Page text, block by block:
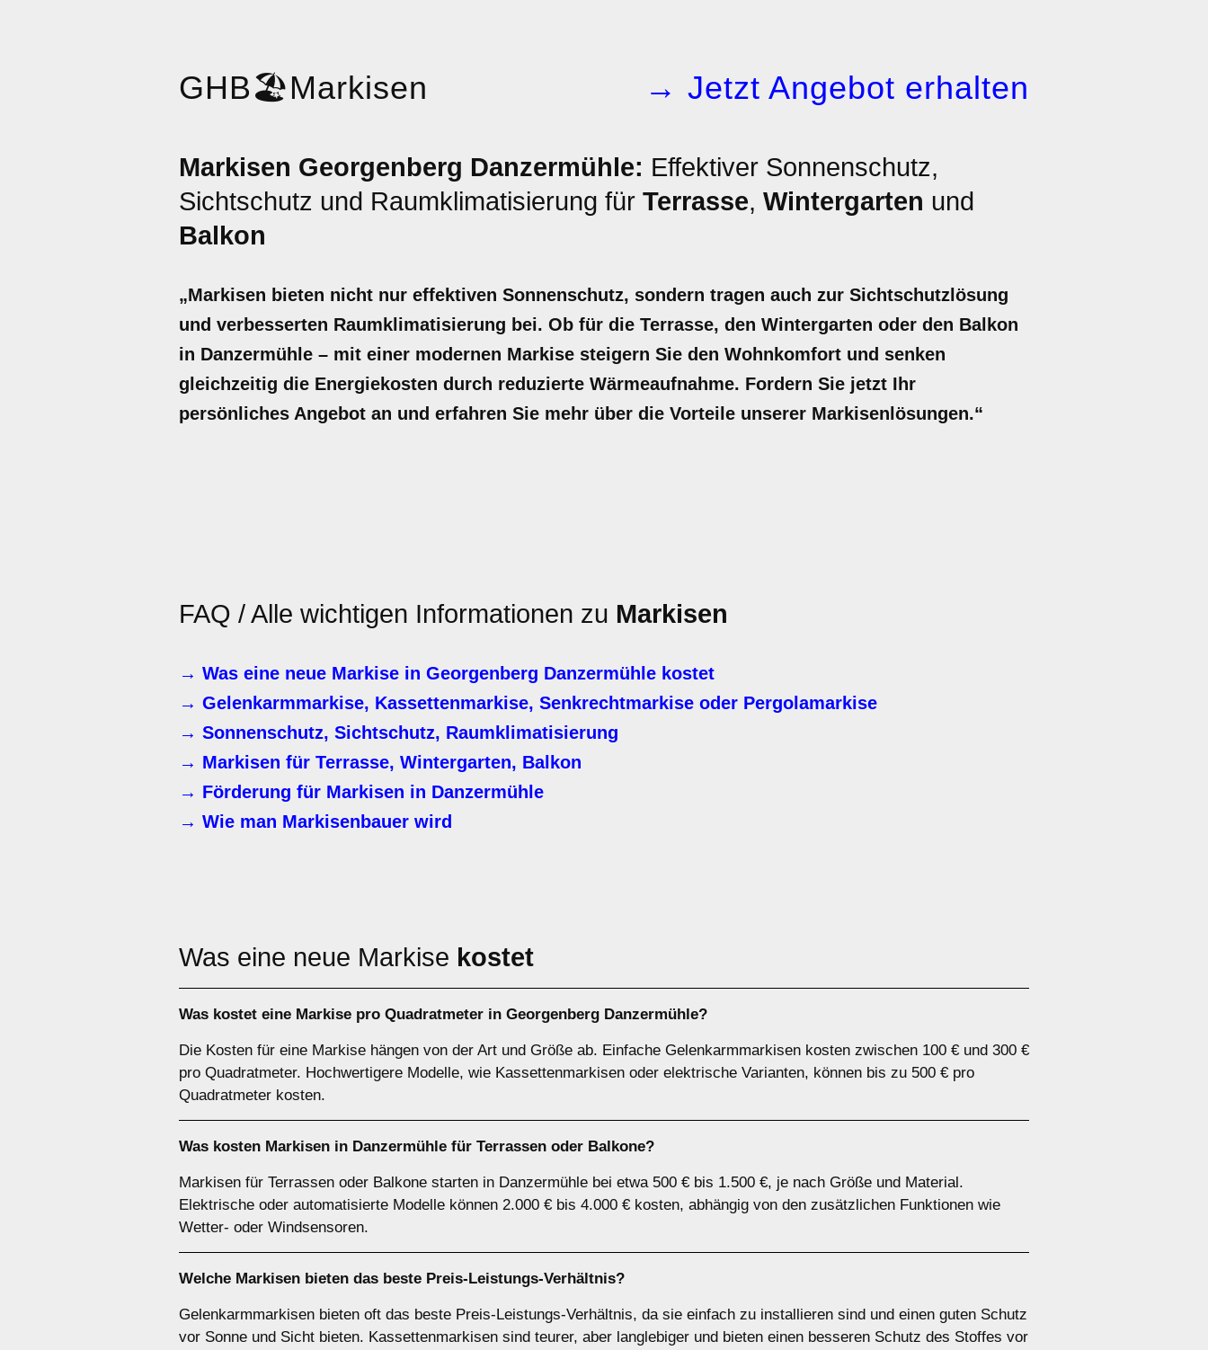
GHB🏖️Markisen → Jetzt Angebot erhalten
Markisen Georgenberg Danzermühle: Effektiver Sonnenschutz,
Sichtschutz und Raumklimatisierung für Terrasse, Wintergarten und
Balkon
„Markisen bieten nicht nur effektiven Sonnenschutz, sondern tragen auch zur Sichtschutzlösung
und verbesserten Raumklimatisierung bei. Ob für die Terrasse, den Wintergarten oder den Balkon
in Danzermühle – mit einer modernen Markise steigern Sie den Wohnkomfort und senken
gleichzeitig die Energiekosten durch reduzierte Wärmeaufnahme. Fordern Sie jetzt Ihr
persönliches Angebot an und erfahren Sie mehr über die Vorteile unserer Markisenlösungen.“
FAQ / Alle wichtigen Informationen zu Markisen
→ Was eine neue Markise in Georgenberg Danzermühle kostet
→ Gelenkarmmarkise, Kassettenmarkise, Senkrechtmarkise oder Pergolamarkise
→ Sonnenschutz, Sichtschutz, Raumklimatisierung
→ Markisen für Terrasse, Wintergarten, Balkon
→ Förderung für Markisen in Danzermühle
→ Wie man Markisenbauer wird
Was eine neue Markise kostet
Was kostet eine Markise pro Quadratmeter in Georgenberg Danzermühle?
Die Kosten für eine Markise hängen von der Art und Größe ab. Einfache Gelenkarmmarkisen kosten zwischen 100 € und 300 €
pro Quadratmeter. Hochwertigere Modelle, wie Kassettenmarkisen oder elektrische Varianten, können bis zu 500 € pro
Quadratmeter kosten.
Was kosten Markisen in Danzermühle für Terrassen oder Balkone?
Markisen für Terrassen oder Balkone starten in Danzermühle bei etwa 500 € bis 1.500 €, je nach Größe und Material.
Elektrische oder automatisierte Modelle können 2.000 € bis 4.000 € kosten, abhängig von den zusätzlichen Funktionen wie
Wetter- oder Windsensoren.
Welche Markisen bieten das beste Preis-Leistungs-Verhältnis?
Gelenkarmmarkisen bieten oft das beste Preis-Leistungs-Verhältnis, da sie einfach zu installieren sind und einen guten Schutz
vor Sonne und Sicht bieten. Kassettenmarkisen sind teurer, aber langlebiger und bieten einen besseren Schutz des Stoffes vor